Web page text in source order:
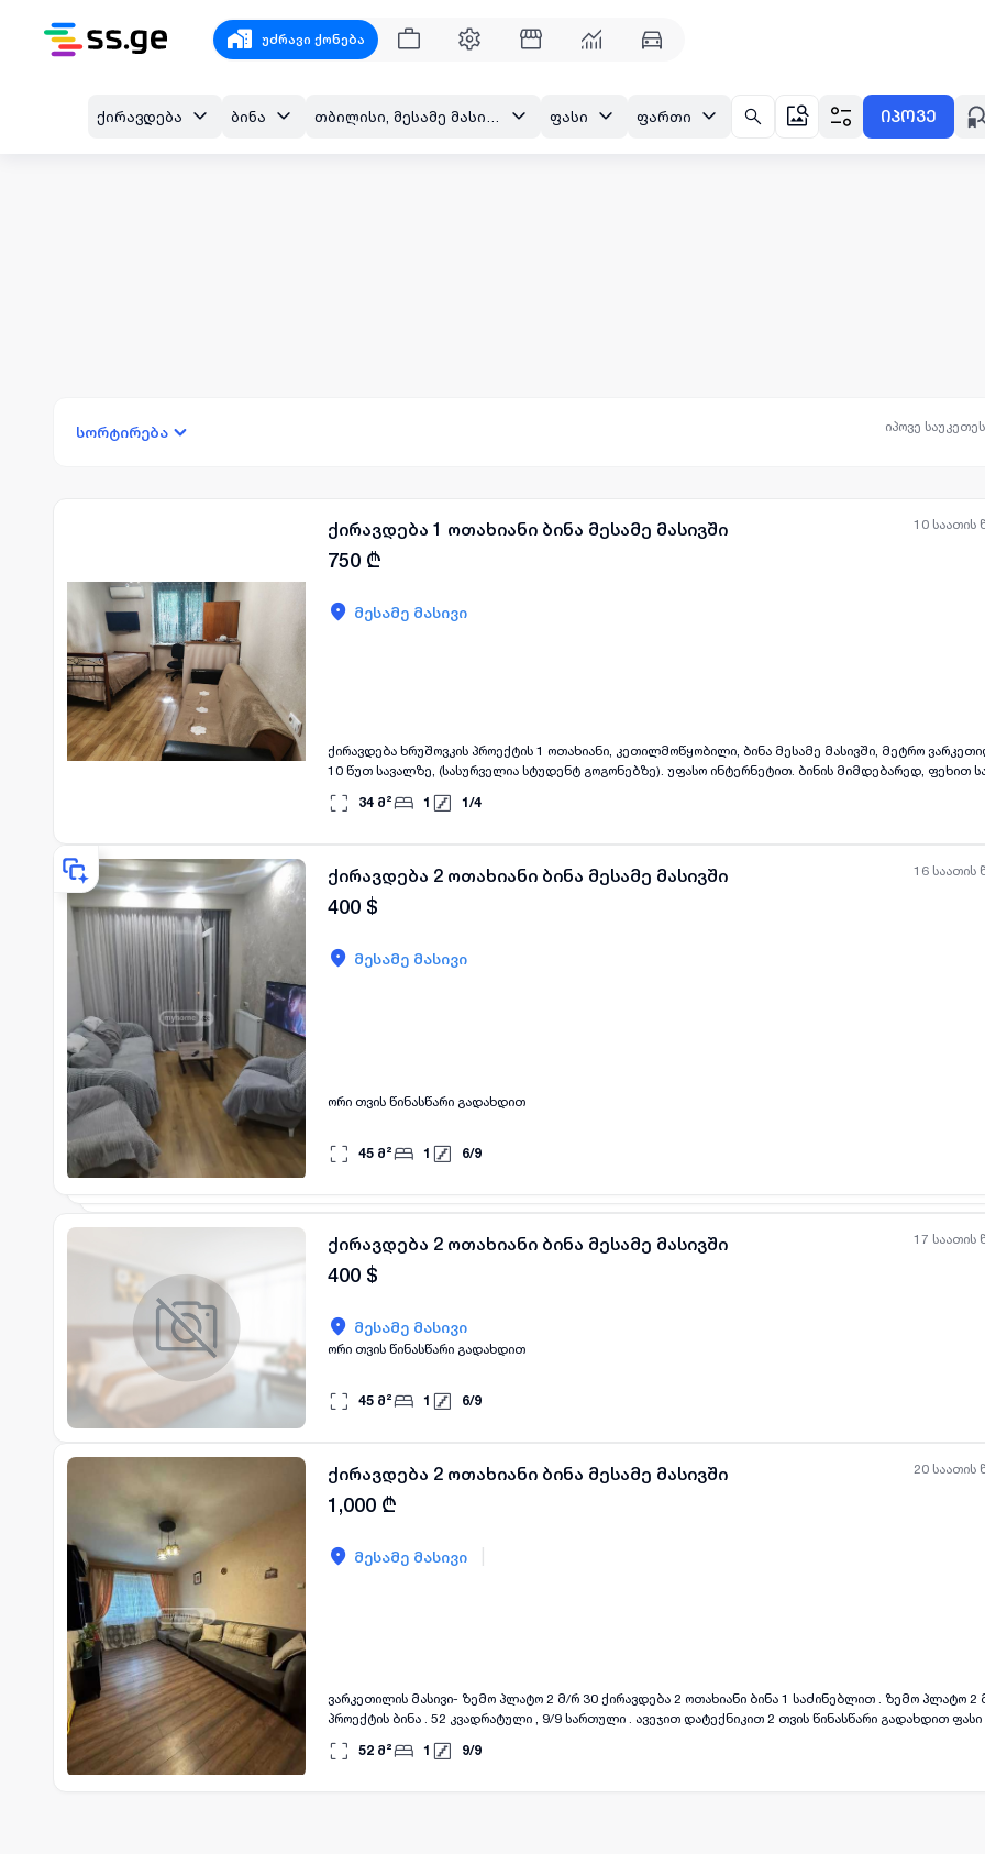
უძრავი ქონება
ქირავდება ბინა ფასი ფართი იპოვე
სორტირება იპოვე
10 საათის
ქირავდება 1 ოთახიანი ბინა მესამე მასივში
750 ₾
მესამე მასივი
ქირავდება ხრუშოვკის პროექტის 1 ოთახიანი, კეთილმოწყობილი, ბინა მესამე მასივში, მეტრო
10 წუთ სავალზე, (სასურველია სტუდენტ გოგონებზე). უფასო ინტერნეტით. ბინის მიმდებარედ, ფეხით სავალ მანძილზე,
მდებარეობს: • 🛒 სუპერმარკეტები და სხვადასხვა მაღაზია • 🏫 სკოლა • 🧸 საბავშვო ბაღი • 💊
სხვა საჭირო სერვისები მოსახერხებელი ლოკაცია, სადაც ყოველდღიური საჭიროებისთვის საჭირო თითქმის ყველა
34 მ² 1 1/4
16 საათის
ქირავდება 2 ოთახიანი ბინა მესამე მასივში
400 $
მესამე მასივი
ორი თვის წინასწარი გადახდით
45 მ² 1 6/9
17 საათის
ქირავდება 2 ოთახიანი ბინა მესამე მასივში
400 $
მესამე მასივი
ორი თვის წინასწარი გადახდით
45 მ² 1 6/9
20 საათის
ქირავდება 2 ოთახიანი ბინა მესამე მასივში
1,000 ₾
მესამე მასივი
ვარკეთილის მასივი- ზემო პლატო 2 მ/რ 30 ქირავდება 2 ოთახიანი ბინა 1 საძინებლით . ზემო პლატო 2 მ/რ . მოსკოვის
პროექტის ბინა . 52 კვადრატული , 9/9 სართული . ავეჯით დატექნიკით 2 თვის წინასწარი გადახდით
52 მ² 1 9/9